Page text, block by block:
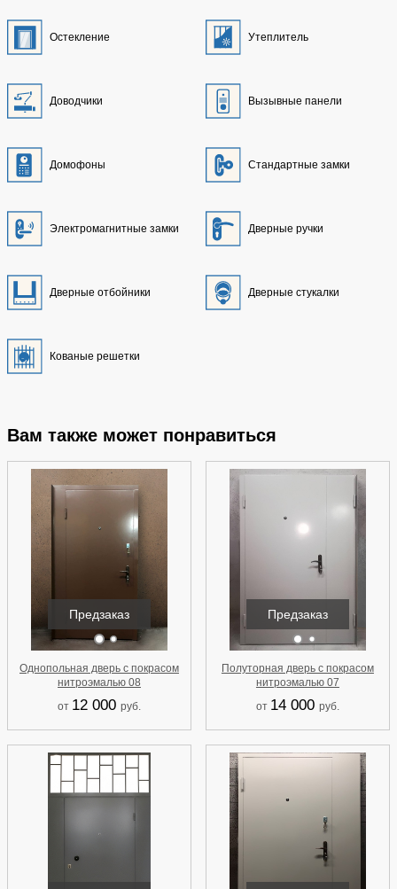
Остекление Утеплитель
Доводчики Вызывные панели
Домофоны Стандартные замки
Электромагнитные замки Дверные ручки
Дверные отбойники Дверные стукалки
Кованые решетки
Вам также может понравиться
Предзаказ
Однопольная дверь с покрасом
нитроэмалью 08
от 12 000 руб.
Предзаказ
Полуторная дверь с покрасом
нитроэмалью 07
от 14 000 руб.